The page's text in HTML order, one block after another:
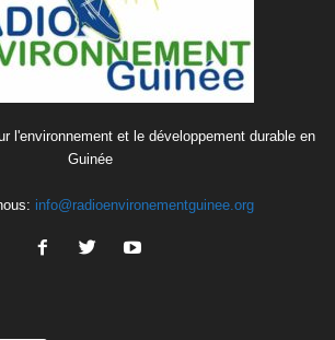
l'environnement et le développement durable en
Guinée
info@radioenvironementguinee.org